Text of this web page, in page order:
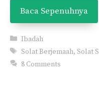
Baca Sepenuhnya
Categories
Ibadah
Tags
Solat Berjemaah, Solat
8 Comments